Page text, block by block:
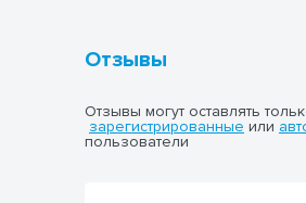
Отзывы
Отзывы могут оставлять
зарегистрированные или
пользователи